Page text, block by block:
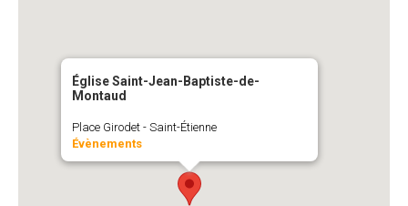
Église Saint-Jean-Baptiste-de-
Montaud
Place Girodet - Saint-Étienne
Évènements